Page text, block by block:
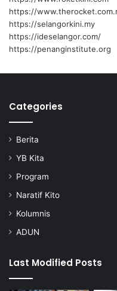
Atlet Silambam antara atlet
i
n
https://
https://selangorkini.my
https://ideselangor.com/
https://penanginstitute.org
Categories
Berita
YB Kita
Program
Naratif Kito
Kolumnis
ADUN
Last Modified Posts